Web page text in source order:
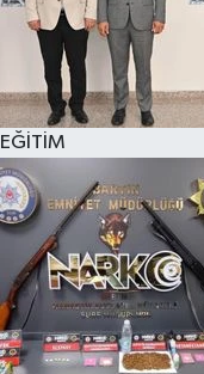
EĞİTİM
KÜLTÜR SANAT
MAGAZİN
SAĞLIK
SİYASET
SPOR
TEKNOLOJİ